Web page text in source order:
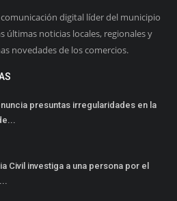
digital líder del municipio
últimas noticias locales, regionales y
novedades de los comercios.
presuntas irregularidades en la
Civil investiga a una persona por el